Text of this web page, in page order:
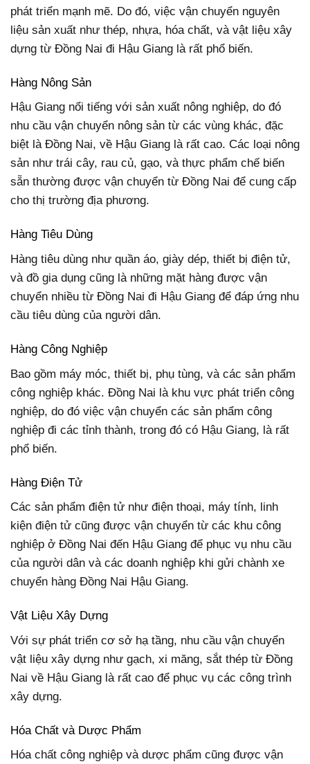
phát triển mạnh mẽ. Do đó, việc vận chuyển nguyên
liệu sản xuất như thép, nhựa, hóa chất, và vật liệu xây
dựng từ Đồng Nai đi Hậu Giang là rất phổ biến.
Hàng Nông Sản
Hậu Giang nổi tiếng với sản xuất nông nghiệp, do đó
nhu cầu vận chuyển nông sản từ các vùng khác, đặc
biệt là Đồng Nai, về Hậu Giang là rất cao. Các loại nông
sản như trái cây, rau củ, gạo, và thực phẩm chế biến
sẵn thường được vận chuyển từ Đồng Nai để cung cấp
cho thị trường địa phương.
Hàng Tiêu Dùng
Hàng tiêu dùng như quần áo, giày dép, thiết bị điện tử,
và đồ gia dụng cũng là những mặt hàng được vận
chuyển nhiều từ Đồng Nai đi Hậu Giang để đáp ứng nhu
cầu tiêu dùng của người dân.
Hàng Công Nghiệp
Bao gồm máy móc, thiết bị, phụ tùng, và các sản phẩm
công nghiệp khác. Đồng Nai là khu vực phát triển công
nghiệp, do đó việc vận chuyển các sản phẩm công
nghiệp đi các tỉnh thành, trong đó có Hậu Giang, là rất
phổ biến.
Hàng Điện Tử
Các sản phẩm điện tử như điện thoại, máy tính, linh
kiện điện tử cũng được vận chuyển từ các khu công
nghiệp ở Đồng Nai đến Hậu Giang để phục vụ nhu cầu
của người dân và các doanh nghiệp khi gửi chành xe
chuyển hàng Đồng Nai Hậu Giang.
Vật Liệu Xây Dựng
Với sự phát triển cơ sở hạ tầng, nhu cầu vận chuyển
vật liệu xây dựng như gạch, xi măng, sắt thép từ Đồng
Nai về Hậu Giang là rất cao để phục vụ các công trình
xây dựng.
Hóa Chất và Dược Phẩm
Hóa chất công nghiệp và dược phẩm cũng được vận